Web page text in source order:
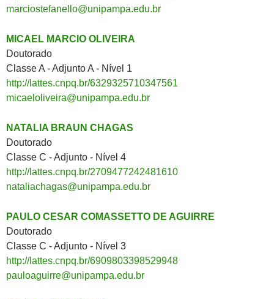
marciostefanello@unipampa.edu.br
MICAEL MARCIO OLIVEIRA
Doutorado
Classe A - Adjunto A - Nível 1
http://lattes.cnpq.br/6329325710347561
micaeloliveira@unipampa.edu.br
NATALIA BRAUN CHAGAS
Doutorado
Classe C - Adjunto - Nível 4
http://lattes.cnpq.br/2709477242481610
nataliachagas@unipampa.edu.br
PAULO CESAR COMASSETTO DE AGUIRRE
Doutorado
Classe C - Adjunto - Nível 3
http://lattes.cnpq.br/6909803398529948
pauloaguirre@unipampa.edu.br